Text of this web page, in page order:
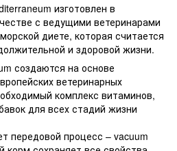
изготовлен в
с ведущими ветеринарами
диете, которая считается
и здоровой жизни.
создаются на основе
ветеринарных
комплекс витаминов,
для всех стадий жизни
передовой процесс – vacuum